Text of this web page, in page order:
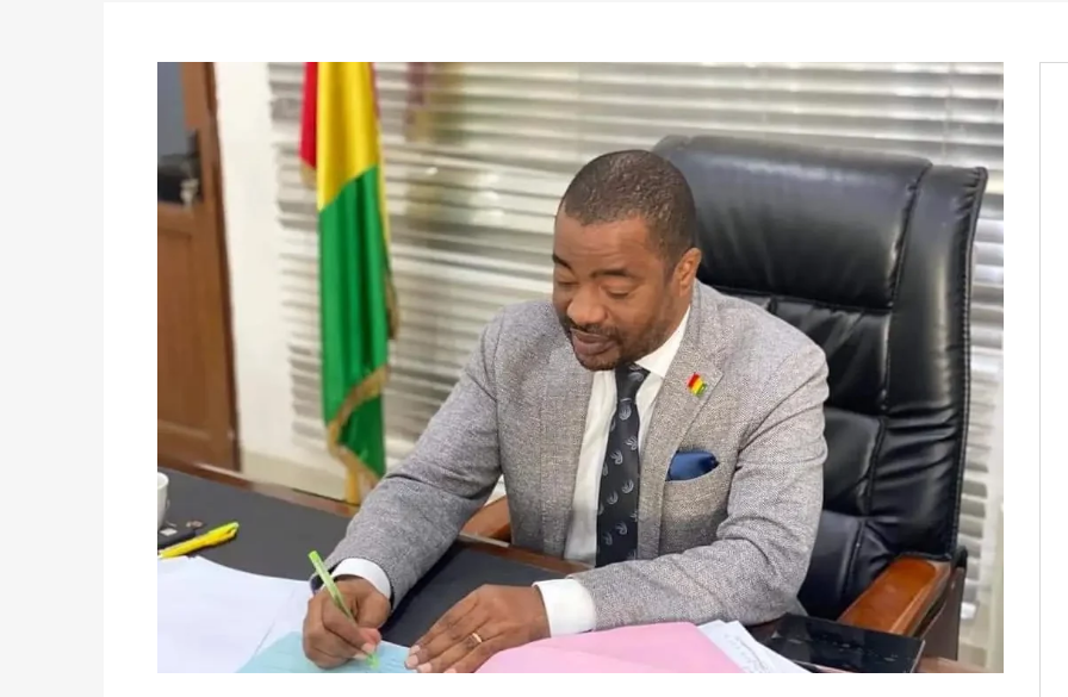
Politique-Délégués de bureaux de vote : vos informations à transmettre
avant le 16 mai 2026 à 16h
Politique- Proclamation des résultats globaux provisoires et des
statistiques des législatives et communales : ce 4 juin à 18h
Politique Suite de la publication des résultats partiels des élections de mai
ce 03 juin à 14h
Politique-Suite de la publication des résultats partiels des élections de mai
– mardi 02 juin à 17h